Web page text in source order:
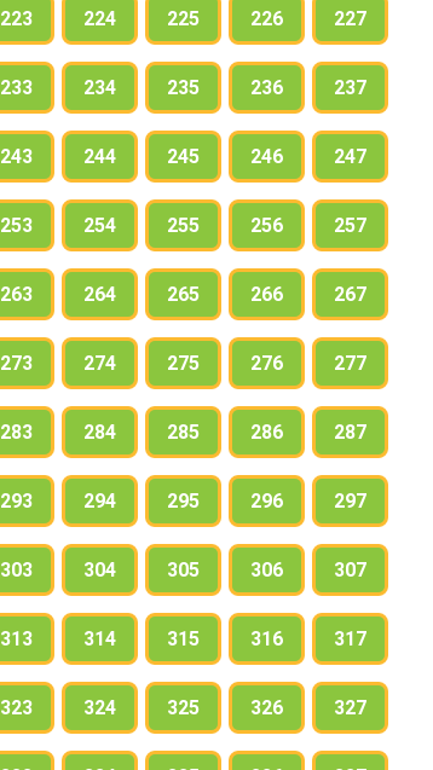
223 224 225 226 227
233 234 235 236 237
243 244 245 246 247
253 254 255 256 257
263 264 265 266 267
273 274 275 276 277
283 284 285 286 287
293 294 295 296 297
303 304 305 306 307
313 314 315 316 317
323 324 325 326 327